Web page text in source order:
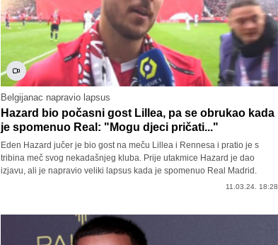
Belgijanac napravio lapsus
Hazard bio počasni gost Lillea, pa se obrukao kada
je spomenuo Real: "Mogu djeci pričati..."
Eden Hazard jučer je bio gost na meču Lillea i Rennesa i pratio je s
tribina meč svog nekadašnjeg kluba. Prije utakmice Hazard je dao
izjavu, ali je napravio veliki lapsus kada je spomenuo Real Madrid.
11.03.24. 18:28